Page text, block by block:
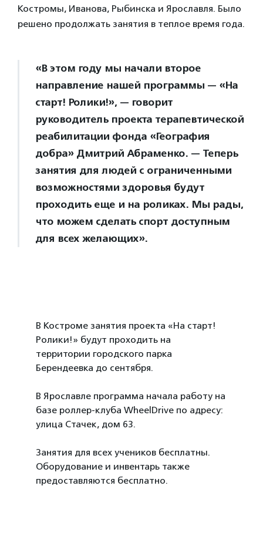
Костромы, Иванова, Рыбинска и Ярославля. Было
решено продолжать занятия в теплое время года.
«В этом году мы начали второе
направление нашей программы — «На
старт! Ролики!», — говорит
руководитель проекта терапевтической
реабилитации фонда «География
добра» Дмитрий Абраменко. — Теперь
занятия для людей с ограниченными
возможностями здоровья будут
проходить еще и на роликах. Мы рады,
что можем сделать спорт доступным
для всех желающих».
В Костроме занятия проекта «На старт!
Ролики!» будут проходить на
территории городского парка
Берендеевка до сентября.
В Ярославле программа начала работу на
базе роллер-клуба WheelDrive по адресу:
улица Стачек, дом 63.
Занятия для всех учеников бесплатны.
Оборудование и инвентарь также
предоставляются бесплатно.